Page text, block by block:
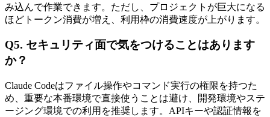
み込んで作業できます。ただし、プロジェクトが巨大になる
ほどトークン消費が増え、利用枠の消費速度が上がります。
Q5. セキュリティ面で気をつけることはあります
か？
Claude Codeはファイル操作やコマンド実行の権限を持つた
め、重要な本番環境で直接使うことは避け、開発環境やステ
ージング環境での利用を推奨します。APIキーや認証情報を